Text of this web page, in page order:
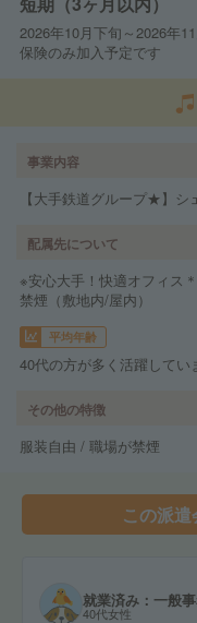
2026年10月下旬～2026年
保険のみ加入予定です
事業内容
【大手鉄道グループ★】シ
配属先について
※安心大手！快適オフィス
禁煙（敷地内/屋内）
平均年齢
40代の方が多く活躍してい
その他の特徴
服装自由 / 職場が禁煙
この派
就業済み：一般
40代女性